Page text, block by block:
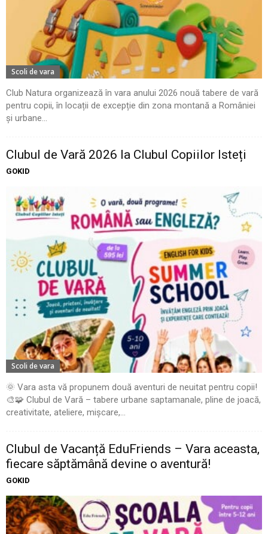
Scoli de vara
Club Natura organizează în vara anului 2026 nouă tabere de vară
pentru copii, în locații de excepție din zona montană a României
și urbane...
Clubul de Vară 2026 la Clubul Copiilor Isteți
GOKID
Scoli de vara
🌞 Vara asta vă propunem două aventuri de neuitat pentru copii!
🎨🧩 Clubul de Vară – tabere urbane saptamanale, pline de joacă,
creativitate, ateliere, mișcare,...
Clubul de Vacanță EduFriends – Vara aceasta,
fiecare săptămână devine o aventură!
GOKID